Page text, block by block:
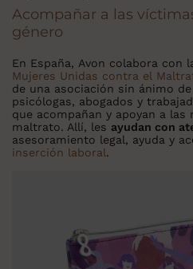
Acompañar a las
género
En España, Avon colabora con
Mujeres Unidas contra el
de una asociación sin ánimo
psicólogas, abogados y
que acompañan y apoyan a las
maltrato. Allí, les ayudan con
asesoramiento legal, ayuda y
inserción laboral.